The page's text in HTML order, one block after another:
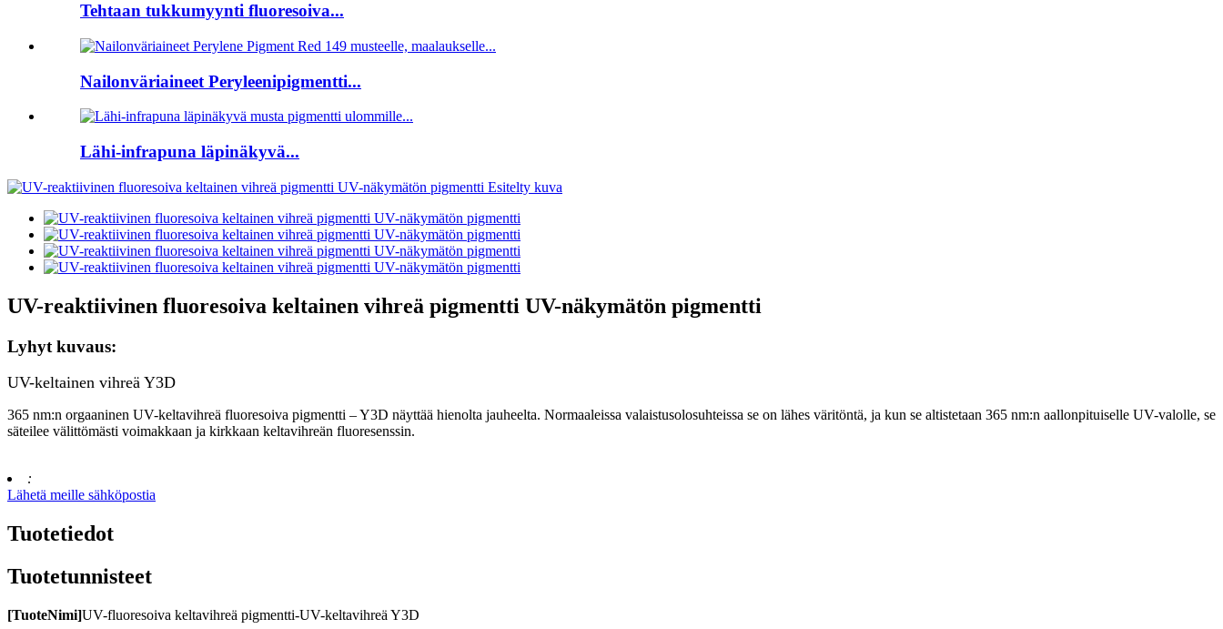
Tehtaan tukkumyynti fluoresoiva...
Nailonväriaineet Peryleenipigmentti...
Lähi-infrapuna läpinäkyvä...
UV-reaktiivinen fluoresoiva keltainen vihreä pigmentti UV-näkymätön pigmentti
Lyhyt kuvaus:
UV-keltainen vihreä Y3D
365 nm:n orgaaninen UV-keltavihreä fluoresoiva pigmentti – Y3D näyttää hienolta jauheelta. Normaaleissa valaistusolosuhteissa se on lähes väritöntä, ja kun se altistetaan 365 nm:n aallonpituiselle UV-valolle, se
säteilee välittömästi voimakkaan ja kirkkaan keltavihreän fluoresenssin.
:
Lähetä meille sähköpostia
Tuotetiedot
Tuotetunnisteet
[TuoteNimi]UV-fluoresoiva keltavihreä pigmentti-UV-keltavihreä Y3D